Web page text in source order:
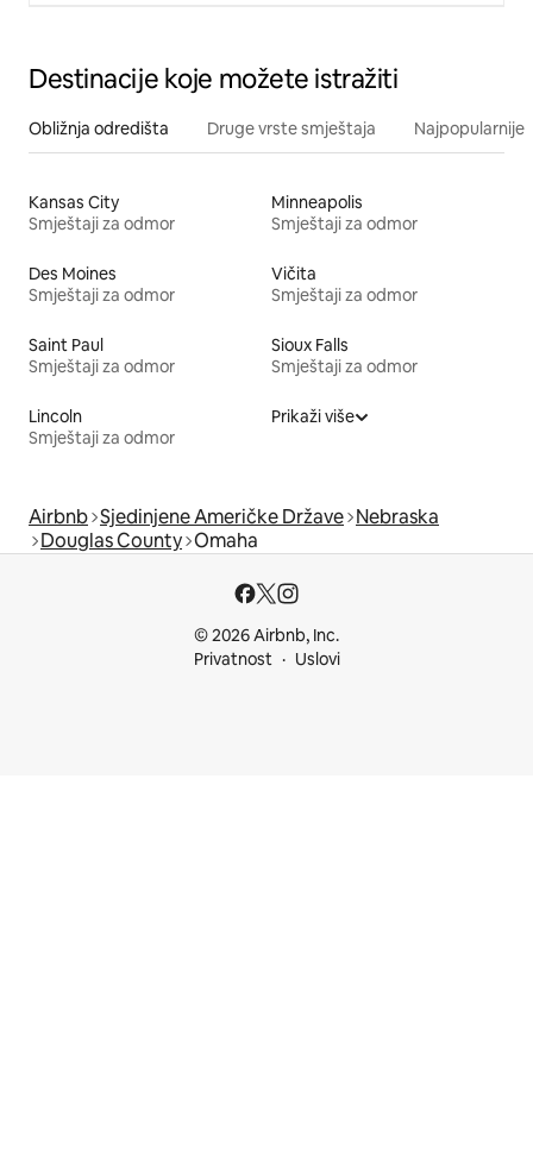
Destinacije koje možete istražiti
Obližnja odredišta Druge vrste smještaja Najpopularnije
Kansas City
Smještaji za odmor
Minneapolis
Smještaji za odmor
Des Moines
Smještaji za odmor
Vičita
Smještaji za odmor
Saint Paul
Smještaji za odmor
Sioux Falls
Smještaji za odmor
Lincoln
Smještaji za odmor
Prikaži više
Airbnb Sjedinjene Američke Države Nebraska
Douglas County Omaha
© 2026 Airbnb, Inc.
Privatnost
Uslovi